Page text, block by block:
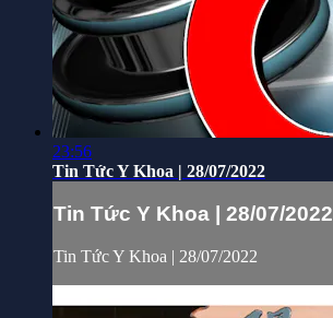
23:56
Tin Tức Y Khoa | 28/07/2022
Tin Tức Y Khoa | 28/07/2022
Tin Tức Y Khoa | 28/07/2022